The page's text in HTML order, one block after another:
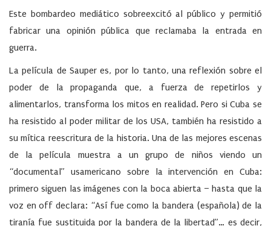
Este bombardeo mediático sobreexcitó al público y permitió
fabricar una opinión pública que reclamaba la entrada en
guerra.
La película de Sauper es, por lo tanto, una reflexión sobre el
poder de la propaganda que, a fuerza de repetirlos y
alimentarlos, transforma los mitos en realidad. Pero si Cuba se
ha resistido al poder militar de los USA, también ha resistido a
su mítica reescritura de la historia. Una de las mejores escenas
de la película muestra a un grupo de niños viendo un
“documental” usamericano sobre la intervención en Cuba:
primero siguen las imágenes con la boca abierta – hasta que la
voz en off declara: “Así fue como la bandera (española) de la
tiranía fue sustituida por la bandera de la libertad”… es decir,